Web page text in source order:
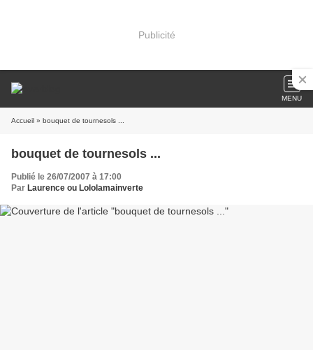
Publicité
MENU
Accueil » bouquet de tournesols ...
bouquet de tournesols ...
Publié le 26/07/2007 à 17:00
Par Laurence ou Lololamainverte